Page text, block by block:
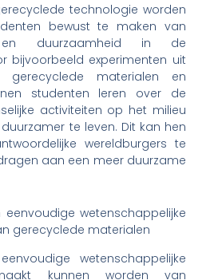
technologie worden
bewust te maken van
en duurzaamheid in de
bijvoorbeeld experimenten uit
materialen en
studenten leren over de
activiteiten op het milieu
te leven. Dit kan hen
wereldburgers te
aan een meer duurzame
wetenschappelijke
gerecyclede materialen
wetenschappelijke
kunnen worden van